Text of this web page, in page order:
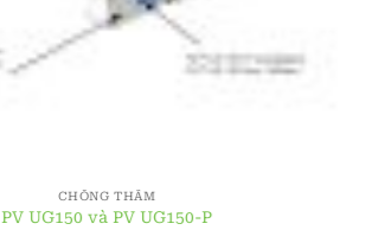
CHỐNG THẤM
PV UG150 và PV UG150-P